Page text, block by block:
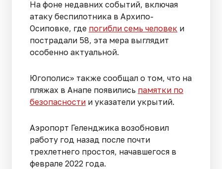
На фоне недавних событий, включая
атаку беспилотника в Архипо-
Осиповке, где погибли семь человек и
пострадали 58, эта мера выглядит
особенно актуальной.
Югополис» также сообщал о том, что на
пляжах в Анапе появились памятки по
безопасности и указатели укрытий.
Аэропорт Геленджика возобновил
работу год назад после почти
трехлетнего простоя, начавшегося в
феврале 2022 года.